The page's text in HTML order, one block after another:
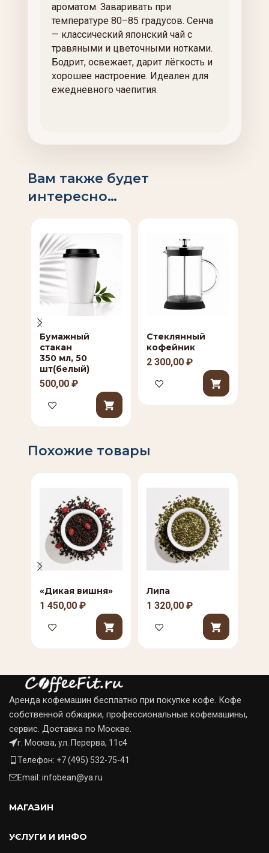
ароматом. Заваривать при
температуре 80–85 градусов. Сенча
— классический японский чай с
травяными и цветочными нотками.
Бодрит, освежает, дарит лёгкость и
хорошее настроение. Идеален для
ежедневного чаепития.
Вам также будет
интересно…
Бумажный
стакан
350 мл, 50
шт(белый)
500,00 ₽
Стеклянный
кофейник
2 300,00 ₽
Похожие товары
«Дикая вишня»
1 450,00 ₽
Липа
1 320,00 ₽
Аренда кофемашин бесплатно при покупке кофе. Кофе
собственной обжарки, профессиональные кофемашины,
сервис. Доставка по Москве.
г. Москва, ул. Перерва, 11с4
Телефон: +7 (495) 532-75-41
Email: infobean@ya.ru
МАГАЗИН
УСЛУГИ И ИНФО